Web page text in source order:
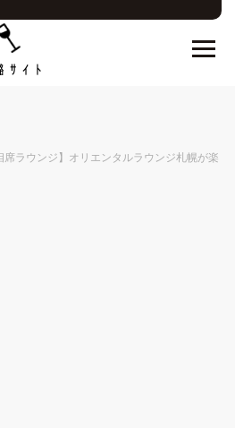
席ラウンジ】オリエンタルラウンジ札幌が楽